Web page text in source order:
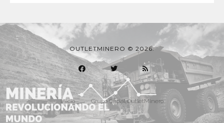
OUTLETMINERO © 2026.
Inicio Grupo Oficial OutletMinero